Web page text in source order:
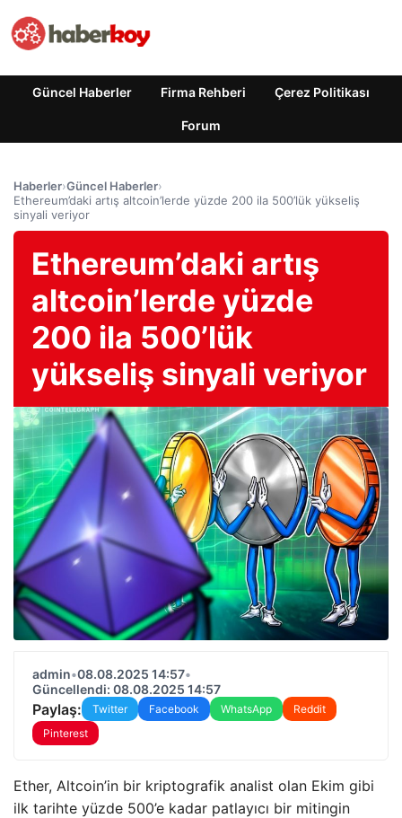
Güncel Haberler Firma Rehberi Çerez Politikası
Forum
Haberler›Güncel Haberler›
Ethereum’daki artış altcoin’lerde yüzde 200 ila 500’lük yükseliş
sinyali veriyor
Ethereum’daki artış
altcoin’lerde yüzde
200 ila 500’lük
yükseliş sinyali veriyor
admin•08.08.2025 14:57•
Güncellendi: 08.08.2025 14:57
Paylaş: Twitter Facebook WhatsApp
Reddit
Pinterest
Ether, Altcoin’in bir kriptografik analist olan Ekim gibi
ilk tarihte yüzde 500’e kadar patlayıcı bir mitingin